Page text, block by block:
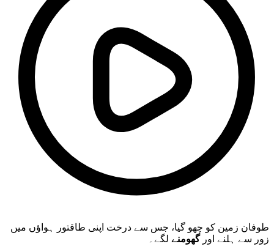
طوفان زمین کو چھو گیا، جس سے درخت اپنی طاقتور ہواؤں میں
زور سے ہلنے اورگھومنے لگے۔